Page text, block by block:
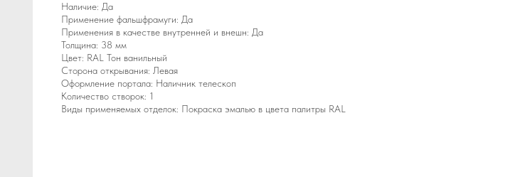
Наличие: Да
Применение фальшфрамуги: Да
Применения в качестве внутренней и внешн: Да
Толщина: 38 мм
Цвет: RAL Тон ванильный
Сторона открывания: Левая
Оформление портала: Наличник телескоп
Количество створок: 1
Виды применяемых отделок: Покраска эмалью в цвета палитры RAL